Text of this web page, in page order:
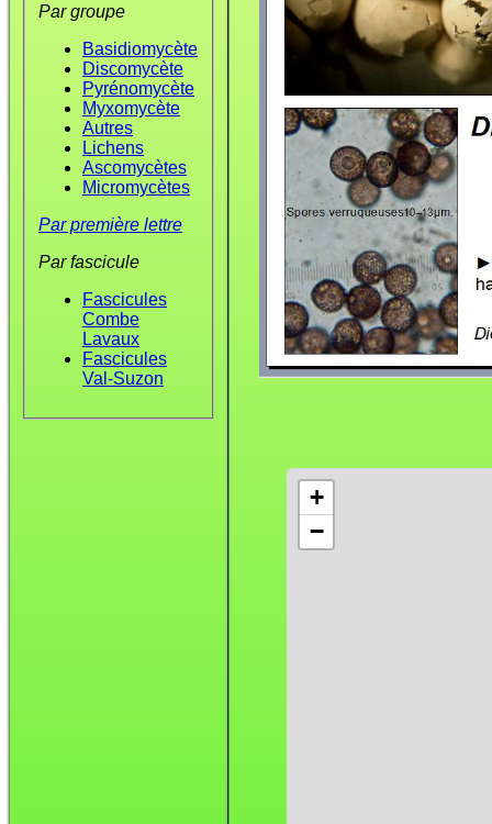
Par groupe
Basidiomycète
Discomycète
Pyrénomycète
Myxomycète
Autres
Lichens
Ascomycètes
Micromycètes
Par première lettre
Par fascicule
Fascicules
Combe
Lavaux
Fascicules
Val-Suzon
+
−